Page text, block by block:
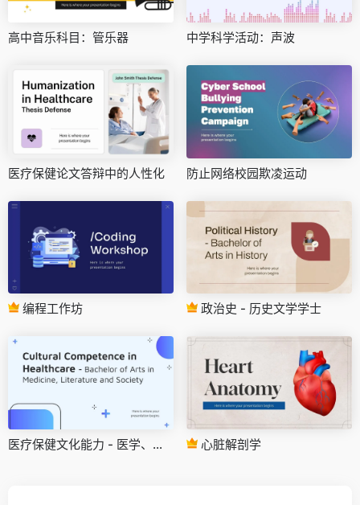
高中音乐科目：管乐器 中学科学活动：声波
医疗保健论文答辩中的人性化 防止网络校园欺凌运动
编程工作坊 政治史 - 历史文学学士
医疗保健文化能力 - 医学、文学与社会文学学士 心脏解剖学